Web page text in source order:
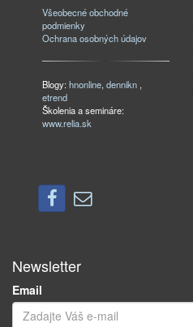
Všeobecné obchodné
podmienky
Ochrana osobných údajov
Blogy:hnonline,dennikn ,
etrend
Školenia a semináre:
www.relia.sk
Newsletter
Email